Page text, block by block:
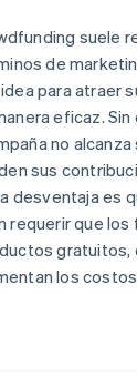
suele
de
para atraer
eficaz.
no
sus
desventaja es
requerir que
gratuitos,
los